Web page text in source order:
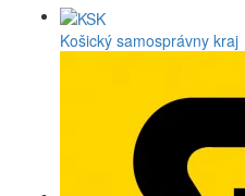
Košický samosprávny kraj